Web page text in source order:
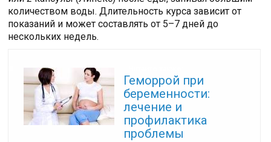
количеством воды. Длительность курса зависит от
показаний и может составлять от 5–7 дней до
нескольких недель.
Геморрой при
беременности:
лечение и
профилактика
проблемы